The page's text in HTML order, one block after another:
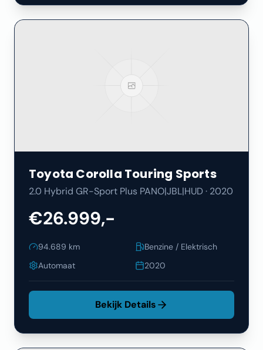
Toyota Corolla Touring Sports
2.0 Hybrid GR-Sport Plus PANO|JBL|HUD· 2020
€26.999,-
94.689 km
Benzine / Elektrisch
Automaat
2020
Bekijk Details